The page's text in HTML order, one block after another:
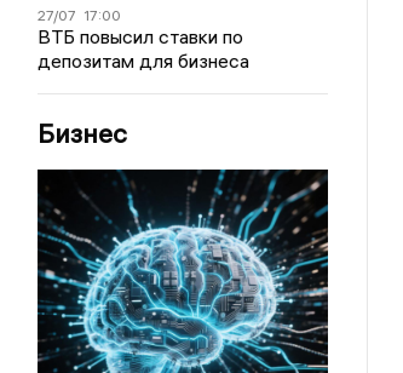
27/07 17:00
ВТБ повысил ставки по
депозитам для бизнеса
Бизнес